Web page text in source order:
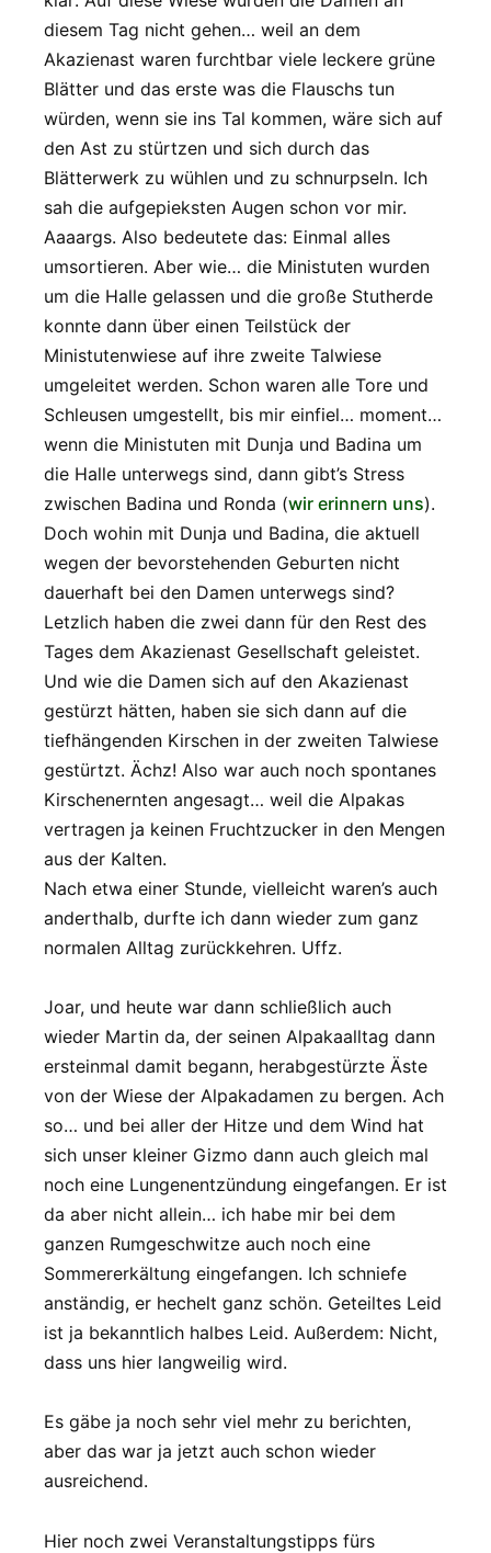
diesem Tag nicht gehen… weil an dem
Akazienast waren furchtbar viele leckere grüne
Blätter und das erste was die Flauschs tun
würden, wenn sie ins Tal kommen, wäre sich auf
den Ast zu stürtzen und sich durch das
Blätterwerk zu wühlen und zu schnurpseln. Ich
sah die aufgepieksten Augen schon vor mir.
Aaaargs. Also bedeutete das: Einmal alles
umsortieren. Aber wie… die Ministuten wurden
um die Halle gelassen und die große Stutherde
konnte dann über einen Teilstück der
Ministutenwiese auf ihre zweite Talwiese
umgeleitet werden. Schon waren alle Tore und
Schleusen umgestellt, bis mir einfiel… moment…
wenn die Ministuten mit Dunja und Badina um
die Halle unterwegs sind, dann gibt’s Stress
zwischen Badina und Ronda (wir erinnern uns).
Doch wohin mit Dunja und Badina, die aktuell
wegen der bevorstehenden Geburten nicht
dauerhaft bei den Damen unterwegs sind?
Letzlich haben die zwei dann für den Rest des
Tages dem Akazienast Gesellschaft geleistet.
Und wie die Damen sich auf den Akazienast
gestürzt hätten, haben sie sich dann auf die
tiefhängenden Kirschen in der zweiten Talwiese
gestürtzt. Ächz! Also war auch noch spontanes
Kirschenernten angesagt… weil die Alpakas
vertragen ja keinen Fruchtzucker in den Mengen
aus der Kalten.
Nach etwa einer Stunde, vielleicht waren’s auch
anderthalb, durfte ich dann wieder zum ganz
normalen Alltag zurückkehren. Uffz.
Joar, und heute war dann schließlich auch
wieder Martin da, der seinen Alpakaalltag dann
ersteinmal damit begann, herabgestürzte Äste
von der Wiese der Alpakadamen zu bergen. Ach
so… und bei aller der Hitze und dem Wind hat
sich unser kleiner Gizmo dann auch gleich mal
noch eine Lungenentzündung eingefangen. Er ist
da aber nicht allein… ich habe mir bei dem
ganzen Rumgeschwitze auch noch eine
Sommererkältung eingefangen. Ich schniefe
anständig, er hechelt ganz schön. Geteiltes Leid
ist ja bekanntlich halbes Leid. Außerdem: Nicht,
dass uns hier langweilig wird.
Es gäbe ja noch sehr viel mehr zu berichten,
aber das war ja jetzt auch schon wieder
ausreichend.
Hier noch zwei Veranstaltungstipps fürs